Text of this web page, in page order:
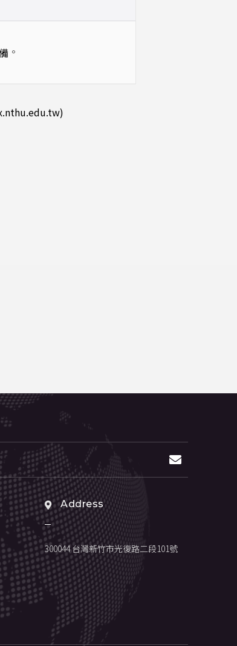
。
Address
300044 台灣新竹市光復路二段101號